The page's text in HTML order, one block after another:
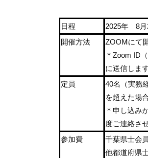
日程
2025年 8月
開催方法
ZOOMにて
＊Zoom ID
に送信します
定員
40名（実務
を超えた場
＊申し込み
度ご連絡さ
参加費
千葉県士会
他都道府県